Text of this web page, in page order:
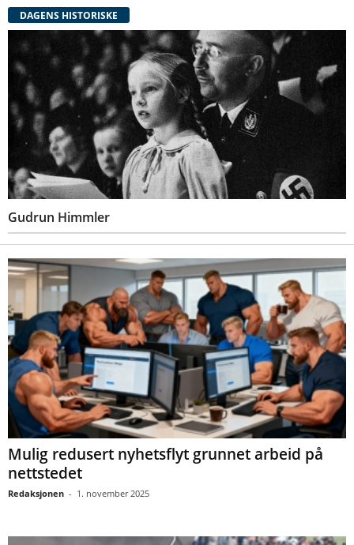
DAGENS HISTORISKE
Gudrun Himmler
Mulig redusert nyhetsflyt grunnet arbeid på
nettstedet
Redaksjonen - 1. november 2025